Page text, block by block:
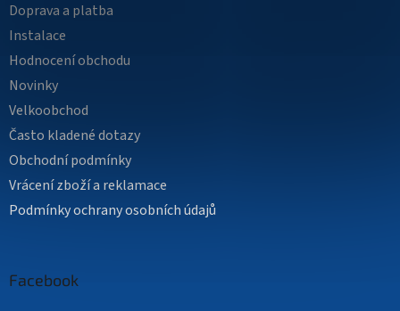
Doprava a platba
Instalace
Hodnocení obchodu
Novinky
Velkoobchod
Často kladené dotazy
Obchodní podmínky
Vrácení zboží a reklamace
Podmínky ochrany osobních údajů
Facebook